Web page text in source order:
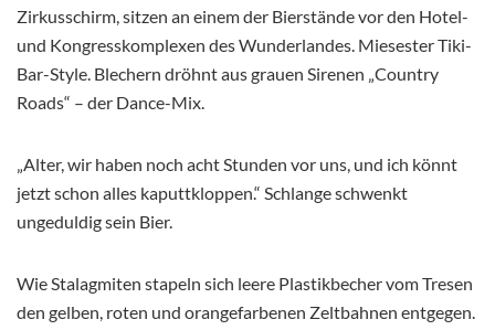
Zirkusschirm, sitzen an einem der Bierstände vor den Hotel-
und Kongresskomplexen des Wunderlandes. Miesester Tiki-
Bar-Style. Blechern dröhnt aus grauen Sirenen „Country
Roads“ – der Dance-Mix.
„Alter, wir haben noch acht Stunden vor uns, und ich könnt
jetzt schon alles kaputtkloppen.“ Schlange schwenkt
ungeduldig sein Bier.
Wie Stalagmiten stapeln sich leere Plastikbecher vom Tresen
den gelben, roten und orangefarbenen Zeltbahnen entgegen.